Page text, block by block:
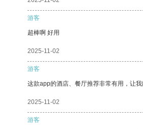
游客
超棒啊 好用
2025-11-02
游客
这款app的酒店、餐厅推荐非常有用，让我
2025-11-02
游客